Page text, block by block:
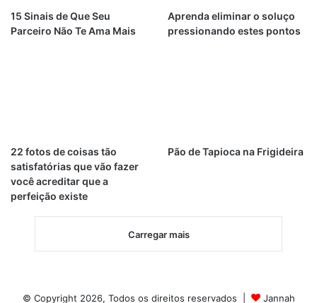
15 Sinais de Que Seu
Parceiro Não Te Ama Mais
Aprenda eliminar o soluço
pressionando estes pontos
22 fotos de coisas tão
satisfatórias que vão fazer
você acreditar que a
perfeição existe
Pão de Tapioca na Frigideira
Carregar mais
© Copyright 2026, Todos os direitos reservados | Jannah